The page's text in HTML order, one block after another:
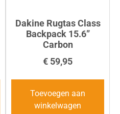
Dakine Rugtas Class
Backpack 15.6”
Carbon
€ 59,95
Toevoegen aan
winkelwagen